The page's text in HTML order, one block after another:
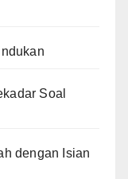
Soal
dengan Isian